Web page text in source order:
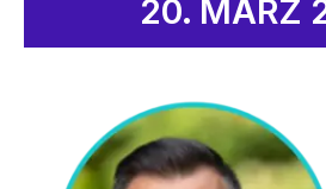
20. MÄRZ